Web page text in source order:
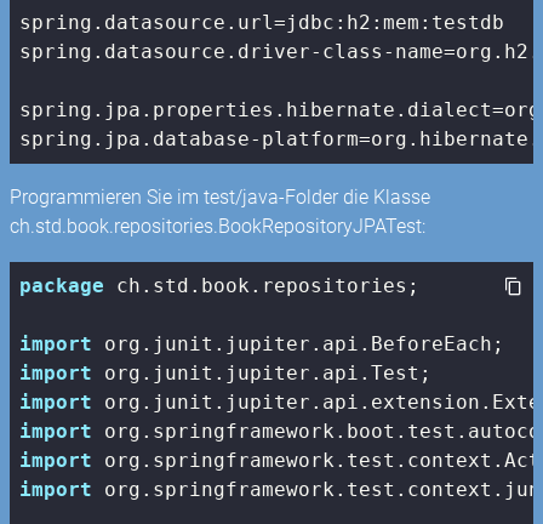
spring.datasource.url=jdbc:h2:mem:testdb
spring.datasource.driver-class-
spring.jpa.database-
Programmieren Sie im test/java-Folder die Klasse
ch.std.book.repositories.BookRepositoryJPATest:
package ch.std.book.repositories;
import
import
import
import
import
import